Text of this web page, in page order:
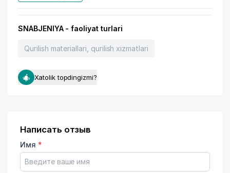
SNABJENIYA - faoliyat turlari
Qurilish materiallari, qurilish xizmatlari
Xatolik topdingizmi?
Написать отзыв
Имя *